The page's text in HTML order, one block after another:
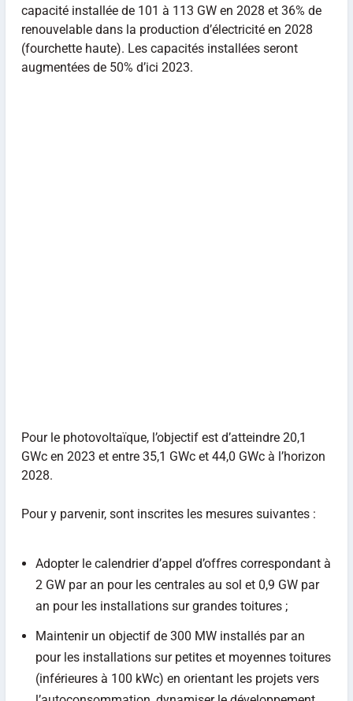
capacité installée de 101 à 113 GW en 2028 et 36% de
renouvelable dans la production d’électricité en 2028
(fourchette haute). Les capacités installées seront
augmentées de 50% d’ici 2023.
Pour le photovoltaïque, l’objectif est d’atteindre 20,1
GWc en 2023 et entre 35,1 GWc et 44,0 GWc à l’horizon
2028.
Pour y parvenir, sont inscrites les mesures suivantes :
Adopter le calendrier d’appel d’offres correspondant à
2 GW par an pour les centrales au sol et 0,9 GW par
an pour les installations sur grandes toitures ;
Maintenir un objectif de 300 MW installés par an
pour les installations sur petites et moyennes toitures
(inférieures à 100 kWc) en orientant les projets vers